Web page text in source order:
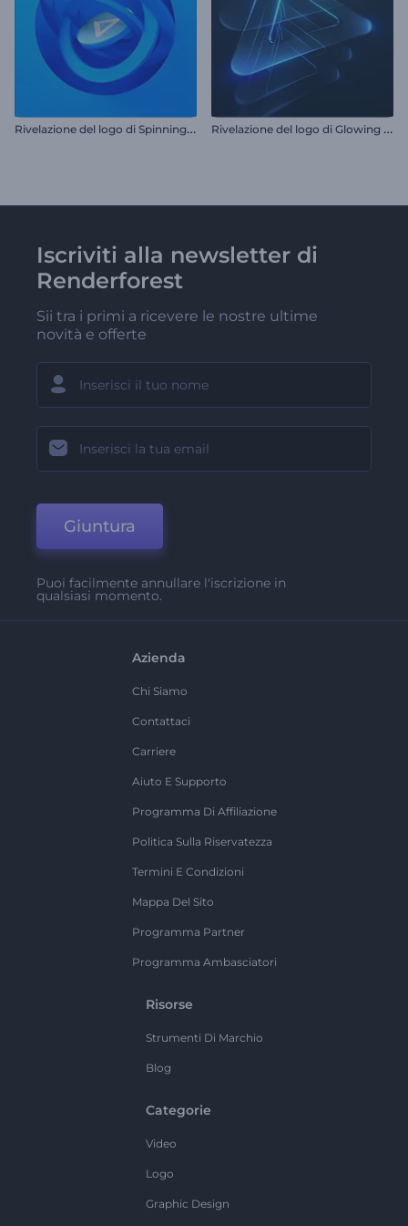
R
ivelazione del logo di Spinning Stripes R
ivelazione del logo di Glowing Layers
Iscriviti alla newsletter di
Renderforest
Sii tra i primi a ricevere le nostre ultime
novità e offerte
Giuntura
Puoi facilmente annullare l'iscrizione in
qualsiasi momento.
Azienda
Chi Siamo
Contattaci
Carriere
Aiuto E Supporto
Programma Di Affiliazione
Politica Sulla Riservatezza
Termini E Condizioni
Mappa Del Sito
Programma Partner
Programma Ambasciatori
Risorse
Strumenti Di Marchio
Blog
Categorie
Video
Logo
Graphic Design